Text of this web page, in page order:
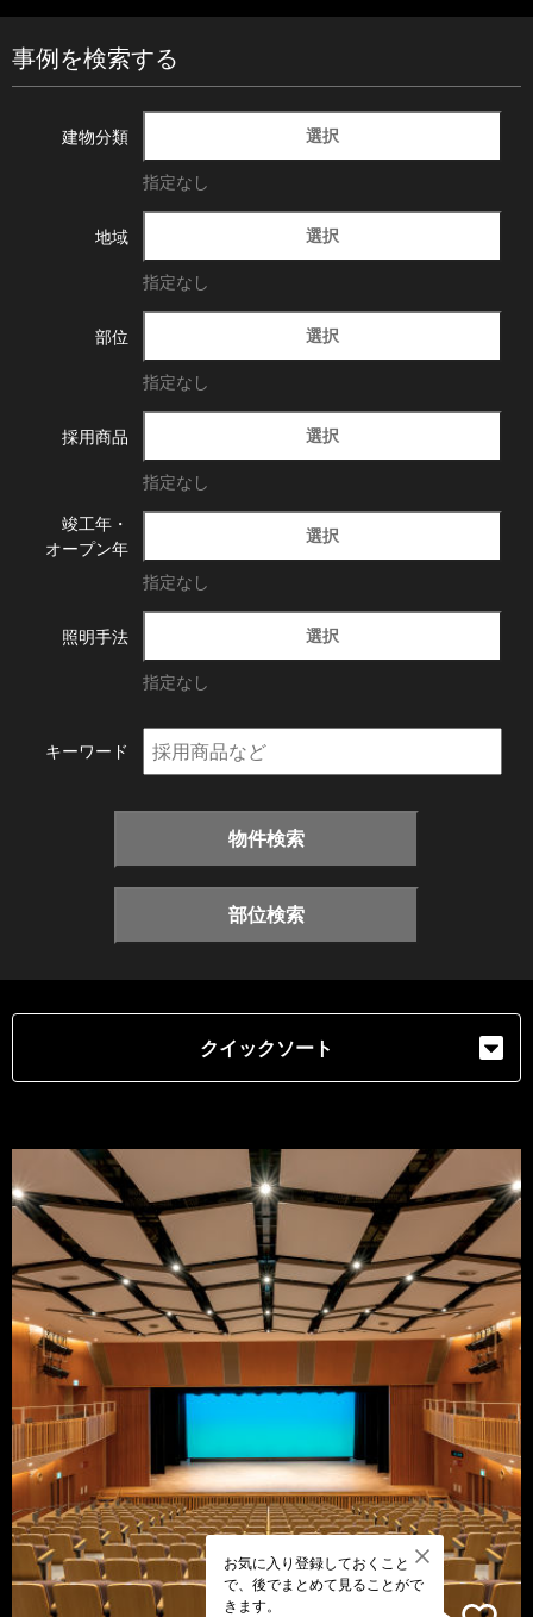
事例を検索する
建物分類 選択
指定なし
地域 選択
指定なし
部位 選択
指定なし
採用商品 選択
指定なし
竣工年・
オープン年
選択
指定なし
照明手法 選択
指定なし
キーワード
物件検索
部位検索
クイックソート
お気に入り登録しておくこと
で、後でまとめて見ることがで
きます。